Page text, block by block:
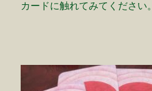
カードに触れてみてください。